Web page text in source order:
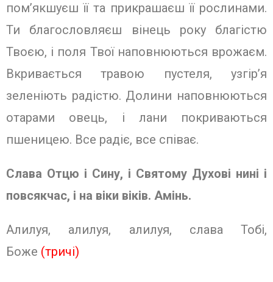
пом’якшуєш її та прикрашаєш її рослинами.
Ти благословляєш вінець року благістю
Твоєю, і поля Твої наповнюються врожаєм.
Вкривається травою пустеля, узгір’я
зеленіють радістю. Долини наповнюються
отарами овець, і лани покриваються
пшеницею. Все радіє, все співає.
Слава Отцю і Сину, і Святому Духо­ві нині і
повсякчас, і на віки віків. Амінь.
Алилуя, алилуя, алилуя, слава Тобі,
Боже (тричі)